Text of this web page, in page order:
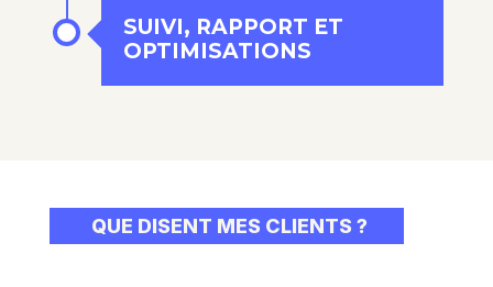
SUIVI, RAPPORT ET
OPTIMISATIONS
QUE DISENT MES CLIENTS ?